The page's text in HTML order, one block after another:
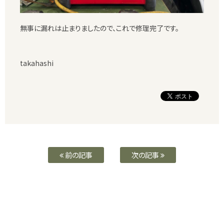
無事に漏れは止まりましたので、これで修理完了です。
takahashi
前の記事 次の記事